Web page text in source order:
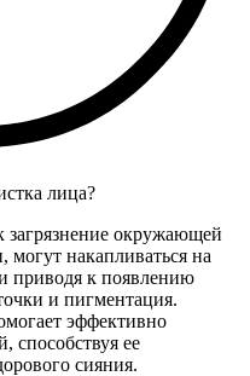
лица?
загрязнение окружающей
могут накапливаться на
приводя к появлению
и пигментация.
эффективно
способствуя ее
сияния.